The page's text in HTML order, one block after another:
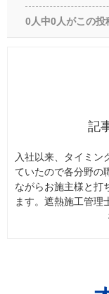
0人中0人がこの投
入社以来、タイミン
ていたので各分野の
ながらお施主様と打
ます。遮熱施工管理